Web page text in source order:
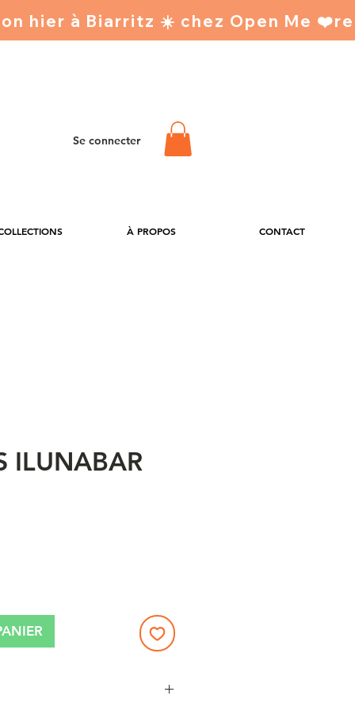
Se connecter
À PROPOS CONTACT
ILUNABAR